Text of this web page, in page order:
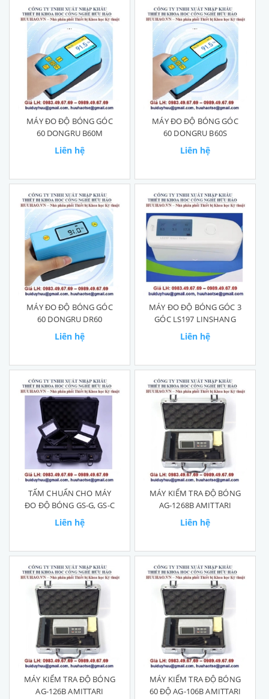
MÁY ĐO ĐỘ BÓNG GÓC
60 DONGRU B60M
Liên hệ
MÁY ĐO ĐỘ BÓNG GÓC
60 DONGRU B60S
Liên hệ
MÁY ĐO ĐỘ BÓNG GÓC
60 DONGRU DR60
Liên hệ
MÁY ĐO ĐỘ BÓNG GÓC 3
GÓC LS197 LINSHANG
Liên hệ
TẤM CHUẨN CHO MÁY
ĐO ĐỘ BÓNG GS-G, GS-C
Liên hệ
MÁY KIỂM TRA ĐỘ BÓNG
AG-1268B AMITTARI
Liên hệ
MÁY KIỂM TRA ĐỘ BÓNG
AG-126B AMITTARI
MÁY KIỂM TRA ĐỘ BÓNG
60 ĐỘ AG-106B AMITTARI